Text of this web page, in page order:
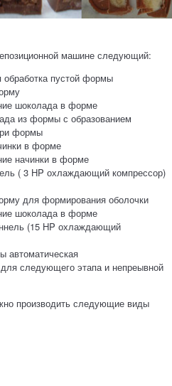
машине следующий:
обработка пустой формы
шоколада в форме
из формы с образованием
формы
в форме
начинки в форме
( 3 HP охлаждающий компрессор)
для формирования оболочки
шоколада в форме
(15 HP охлаждающий
автоматическая
следующего этапа и непреывной
производить следующие виды